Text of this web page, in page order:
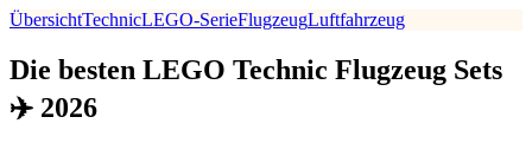
ÜbersichtTechnicLEGO-SerieFlugzeugLuftfahrzeug
Die besten LEGO Technic Flugzeug Sets
✈️ 2026